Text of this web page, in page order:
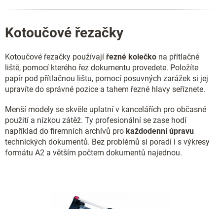
Kotoučové řezačky
Kotoučové řezačky používají řezné kolečko na přítlačné
liště, pomocí kterého řez dokumentu provedete. Položíte
papír pod přítlačnou lištu, pomocí posuvných zarážek si jej
upravíte do správné pozice a tahem řezné hlavy seříznete.
Menší modely se skvěle uplatní v kancelářích pro občasné
použití a nízkou zátěž. Ty profesionální se zase hodí
například do firemních archívů pro každodenní úpravu
technických dokumentů. Bez problémů si poradí i s výkresy
formátu A2 a větším počtem dokumentů najednou.